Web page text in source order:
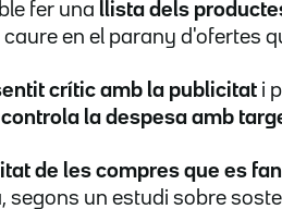
fer una llista dels
en el parany d'ofertes
crític amb la publicitat i
controla la despesa amb
de les compres que es
segons un estudi sobre